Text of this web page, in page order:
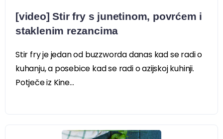
[video] Stir fry s junetinom, povrćem i
staklenim rezancima
Stir fry je jedan od buzzworda danas kad se radi o
kuhanju, a posebice kad se radi o azijskoj kuhinji.
Potječe iz Kine...